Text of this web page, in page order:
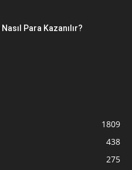
Para Kazanılır?
1809
438
275